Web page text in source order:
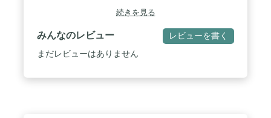
続きを見る
みんなのレビュー レビューを書く
まだレビューはありません